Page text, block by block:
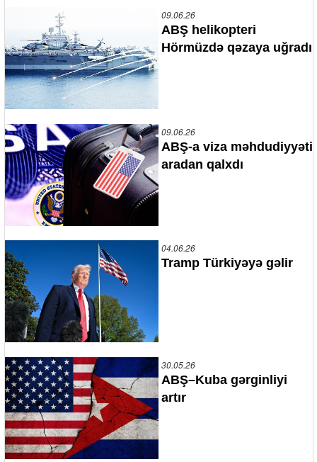
09.06.26
ABŞ helikopteri
Hörmüzdə qəzaya uğradı
09.06.26
ABŞ-a viza məhdudiyyəti
aradan qalxdı
04.06.26
Tramp Türkiyəyə gəlir
30.05.26
ABŞ–Kuba gərginliyi
artır